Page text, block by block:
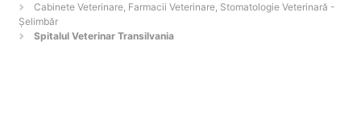
Cabinete Veterinare, Farmacii Veterinare, Stomatologie Veterinară -
Şelimbăr
Spitalul Veterinar Transilvania